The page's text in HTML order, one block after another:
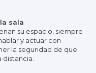
sala
su espacio, siempre
y actuar con
la seguridad de que
distancia.